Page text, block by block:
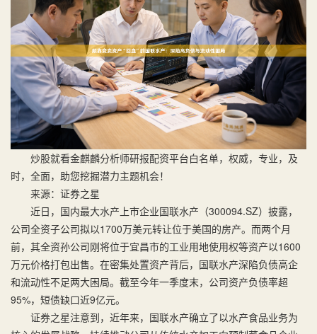
炒股就看金麒麟分析师研报配资平台白名单，权威，专业，及
时，全面，助您挖掘潜力主题机会！
来源：证券之星
近日，国内最大水产上市企业国联水产（300094.SZ）披露，
公司全资子公司拟以1700万美元转让位于美国的房产。而两个月
前，其全资孙公司刚将位于宜昌市的工业用地使用权等资产以1600
万元价格打包出售。在密集处置资产背后，国联水产深陷负债高企
和流动性不足两大困局。截至今年一季度末，公司资产负债率超
95%，短债缺口近9亿元。
证券之星注意到，近年来，国联水产确立了以水产食品业务为